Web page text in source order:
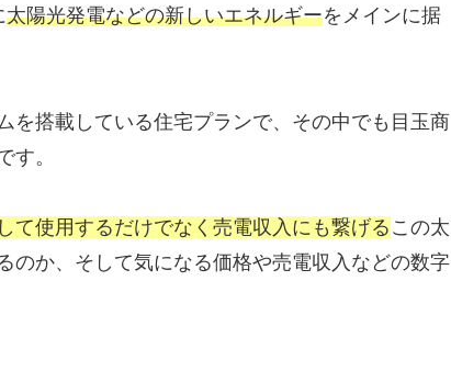
太陽光発電などの新しいエネルギーをメインに据
を搭載している住宅プランで、その中でも目玉商
す。
て使用するだけでなく売電収入にも繋げる この太
のか、そして気になる価格や売電収入などの数字